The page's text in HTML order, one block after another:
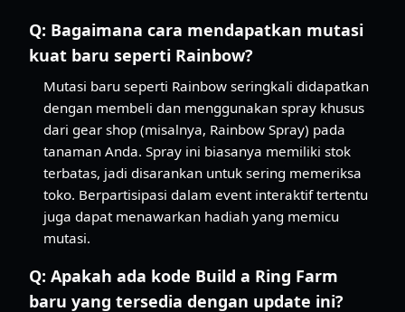
Q: Bagaimana cara mendapatkan mutasi
kuat baru seperti Rainbow?
Mutasi baru seperti Rainbow seringkali didapatkan
dengan membeli dan menggunakan spray khusus
dari gear shop (misalnya, Rainbow Spray) pada
tanaman Anda. Spray ini biasanya memiliki stok
terbatas, jadi disarankan untuk sering memeriksa
toko. Berpartisipasi dalam event interaktif tertentu
juga dapat menawarkan hadiah yang memicu
mutasi.
Q: Apakah ada kode Build a Ring Farm
baru yang tersedia dengan update ini?